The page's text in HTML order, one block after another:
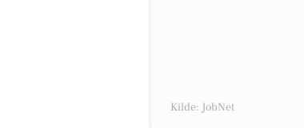
Kilde: JobNet